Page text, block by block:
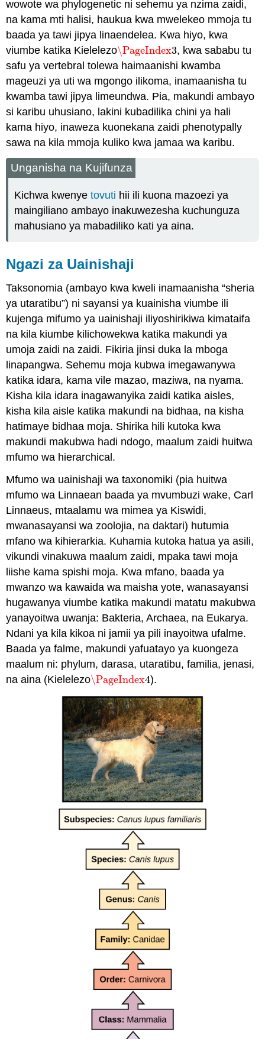
wowote wa phylogenetic ni sehemu ya nzima zaidi,
na kama mti halisi, haukua kwa mwelekeo mmoja tu
baada ya tawi jipya linaendelea. Kwa hiyo, kwa
viumbe katika Kielelezo\PageIndex3
\PageIndex3, kwa sababu tu
safu ya vertebral tolewa haimaanishi kwamba
mageuzi ya uti wa mgongo ilikoma, inamaanisha tu
kwamba tawi jipya limeundwa. Pia, makundi ambayo
si karibu uhusiano, lakini kubadilika chini ya hali
kama hiyo, inaweza kuonekana zaidi phenotypally
sawa na kila mmoja kuliko kwa jamaa wa karibu.
Unganisha na Kujifunza
Kichwa kwenyetovuti hii ili kuona mazoezi ya
maingiliano ambayo inakuwezesha kuchunguza
mahusiano ya mabadiliko kati ya aina.
Ngazi za Uainishaji
Taksonomia (ambayo kwa kweli inamaanisha “sheria
ya utaratibu”) ni sayansi ya kuainisha viumbe ili
kujenga mifumo ya uainishaji iliyoshirikiwa kimataifa
na kila kiumbe kilichowekwa katika makundi ya
umoja zaidi na zaidi. Fikiria jinsi duka la mboga
linapangwa. Sehemu moja kubwa imegawanywa
katika idara, kama vile mazao, maziwa, na nyama.
Kisha kila idara inagawanyika zaidi katika aisles,
kisha kila aisle katika makundi na bidhaa, na kisha
hatimaye bidhaa moja. Shirika hili kutoka kwa
makundi makubwa hadi ndogo, maalum zaidi huitwa
mfumo wa hierarchical.
Mfumo wa uainishaji wa taxonomiki (pia huitwa
mfumo wa Linnaean baada ya mvumbuzi wake, Carl
Linnaeus, mtaalamu wa mimea ya Kiswidi,
mwanasayansi wa zoolojia, na daktari) hutumia
mfano wa kihierarkia. Kuhamia kutoka hatua ya asili,
vikundi vinakuwa maalum zaidi, mpaka tawi moja
liishe kama spishi moja. Kwa mfano, baada ya
mwanzo wa kawaida wa maisha yote, wanasayansi
hugawanya viumbe katika makundi matatu makubwa
yanayoitwa uwanja: Bakteria, Archaea, na Eukarya.
Ndani ya kila kikoa ni jamii ya pili inayoitwa ufalme.
Baada ya falme, makundi yafuatayo ya kuongeza
maalum ni: phylum,darasa, utaratibu,familia, jenasi,
naaina (Kielelezo\PageIndex4
\PageIndex4).